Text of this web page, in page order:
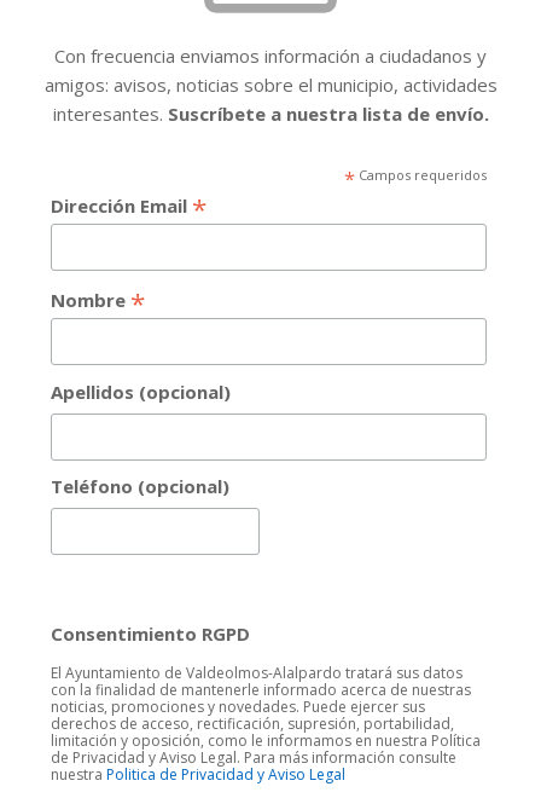
t
o
Con frecuencia enviamos información a ciudadanos y
amigos: avisos, noticias sobre el municipio, actividades
interesantes. Suscríbete a nuestra lista de envío.
*Campos requeridos
Dirección Email *
Nombre *
Apellidos (opcional)
Teléfono (opcional)
Consentimiento RGPD
El Ayuntamiento de Valdeolmos-Alalpardo tratará sus datos
con la finalidad de mantenerle informado acerca de nuestras
noticias, promociones y novedades. Puede ejercer sus
derechos de acceso, rectificación, supresión, portabilidad,
limitación y oposición, como le informamos en nuestra Política
de Privacidad y Aviso Legal. Para más información consulte
nuestra Politica de Privacidad y Aviso Legal